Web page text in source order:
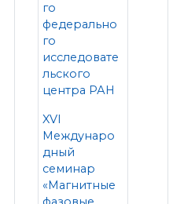
го
федерально
го
исследовате
льского
центра РАН
XVI
Междунаро
дный
семинар
«Магнитные